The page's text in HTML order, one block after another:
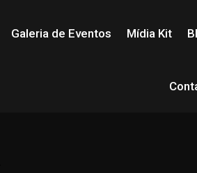
Galeria de Eventos Mídia Kit